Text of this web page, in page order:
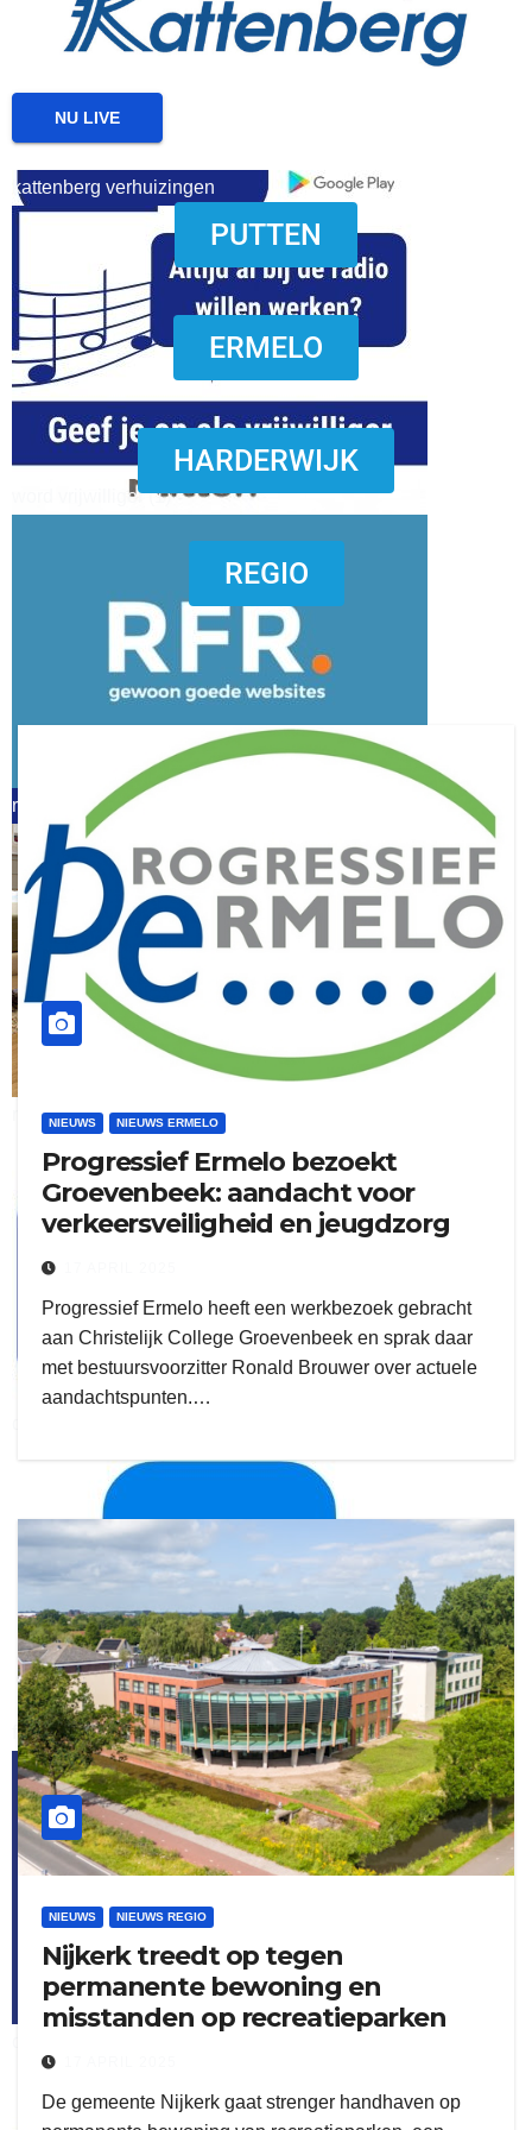
download onzze App
word vrijwilliger (1)
delangekortland
kleijer
kattenberg verhuizingen
word vrijwilliger (1)
refreshed webdesign putten
ruitengaparket
flitsmeister
NU LIVE
PUTTEN
ERMELO
HARDERWIJK
REGIO
NIEUWS NIEUWS ERMELO
Progressief Ermelo bezoekt
Groevenbeek: aandacht voor
verkeersveiligheid en jeugdzorg
Progressief Ermelo heeft een werkbezoek gebracht
aan Christelijk College Groevenbeek en sprak daar
met bestuursvoorzitter Ronald Brouwer over actuele
aandachtspunten.…
NIEUWS NIEUWS REGIO
Nijkerk treedt op tegen
permanente bewoning en
misstanden op recreatieparken
De gemeente Nijkerk gaat strenger handhaven op